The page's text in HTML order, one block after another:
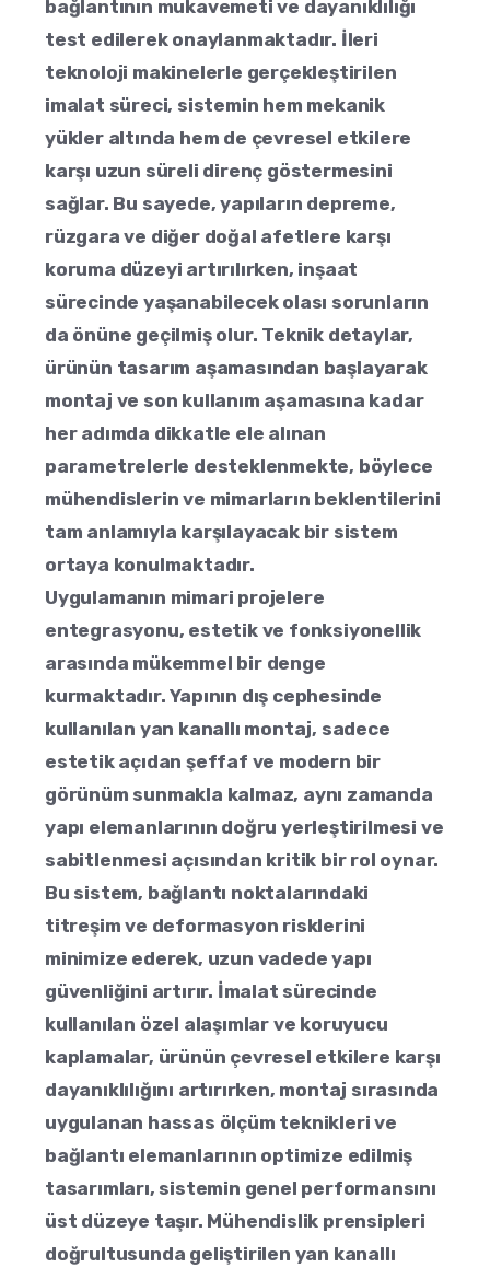
bağlantının mukavemeti ve dayanıklılığı
test edilerek onaylanmaktadır. İleri
teknoloji makinelerle gerçekleştirilen
imalat süreci, sistemin hem mekanik
yükler altında hem de çevresel etkilere
karşı uzun süreli direnç göstermesini
sağlar. Bu sayede, yapıların depreme,
rüzgara ve diğer doğal afetlere karşı
koruma düzeyi artırılırken, inşaat
sürecinde yaşanabilecek olası sorunların
da önüne geçilmiş olur. Teknik detaylar,
ürünün tasarım aşamasından başlayarak
montaj ve son kullanım aşamasına kadar
her adımda dikkatle ele alınan
parametrelerle desteklenmekte, böylece
mühendislerin ve mimarların beklentilerini
tam anlamıyla karşılayacak bir sistem
ortaya konulmaktadır.
Uygulamanın mimari projelere
entegrasyonu, estetik ve fonksiyonellik
arasında mükemmel bir denge
kurmaktadır. Yapının dış cephesinde
kullanılan yan kanallı montaj, sadece
estetik açıdan şeffaf ve modern bir
görünüm sunmakla kalmaz, aynı zamanda
yapı elemanlarının doğru yerleştirilmesi ve
sabitlenmesi açısından kritik bir rol oynar.
Bu sistem, bağlantı noktalarındaki
titreşim ve deformasyon risklerini
minimize ederek, uzun vadede yapı
güvenliğini artırır. İmalat sürecinde
kullanılan özel alaşımlar ve koruyucu
kaplamalar, ürünün çevresel etkilere karşı
dayanıklılığını artırırken, montaj sırasında
uygulanan hassas ölçüm teknikleri ve
bağlantı elemanlarının optimize edilmiş
tasarımları, sistemin genel performansını
üst düzeye taşır. Mühendislik prensipleri
doğrultusunda geliştirilen yan kanallı